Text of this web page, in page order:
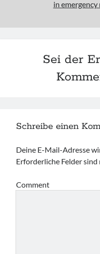
in emergency
Sei der
Schreibe einen
Deine E-Mail-Adresse
Erforderliche Felder sind
Comment